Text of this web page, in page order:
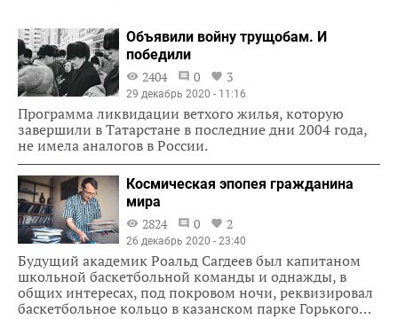
Объявили войну трущобам. И
победили
2404
0 3
29 декабрь 2020 - 11:16
Программа ликвидации ветхого жилья, которую
завершили в Татарстане в последние дни 2004 года,
не имела аналогов в России.
Космическая эпопея гражданина
мира
2824
0 2
26 декабрь 2020 - 23:40
Будущий академик Роальд Сагдеев был капитаном
школьной баскетбольной команды и однажды, в
общих интересах, под покровом ночи, реквизировал
баскетбольное кольцо в казанском парке Горького…